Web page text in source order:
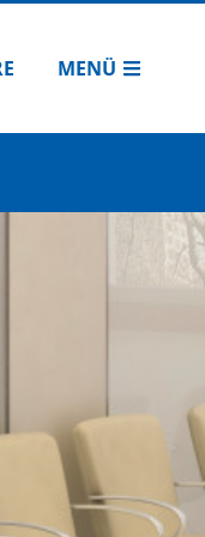
MENÜ